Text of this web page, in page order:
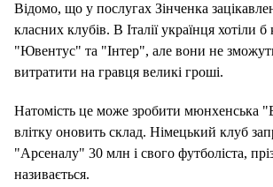
Відомо, що у послугах Зінченка
класних клубів. В Італії українця хотіли
"Ювентус" та "Інтер", але вони не
витратити на гравця великі гроші.
Натомість це може зробити мюнхенська
влітку оновить склад. Німецький клуб
"Арсеналу" 30 млн і свого футболіста,
називається.